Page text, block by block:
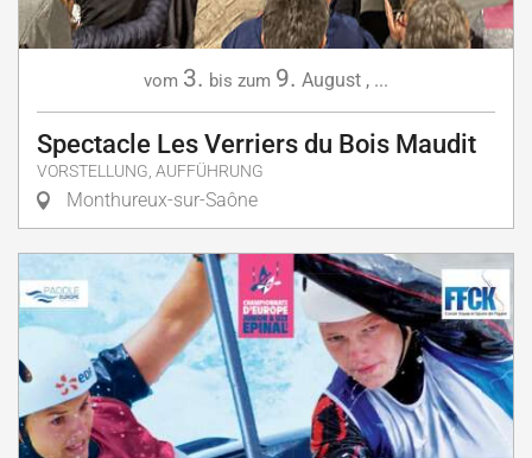
vom 3. bis zum 9. August , ...
Spectacle Les Verriers du Bois Maudit
VORSTELLUNG, AUFFÜHRUNG
Monthureux-sur-Saône